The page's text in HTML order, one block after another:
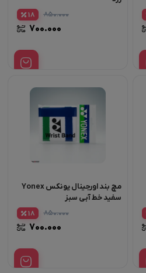
۸۵۰.۰۰۰
۷۰۰.۰۰۰
18
مچ بند اورجینال یونکس Yonex
سفید خط آبی سبز
۸۵۰.۰۰۰
۷۰۰.۰۰۰
18